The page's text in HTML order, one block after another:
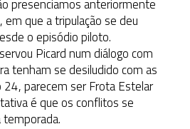
presenciamos anteriormente
, em que a tripulação se deu
o episódio piloto.
Picard num diálogo com
tenham se desiludido com as
parecem ser Frota Estelar
é que os conflitos se